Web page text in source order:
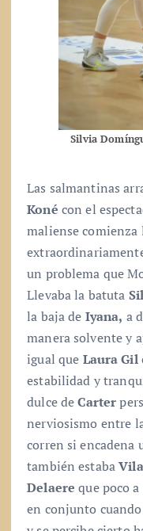
Silvia
Las salmantinas
Koné con el
maliense comienza
un problema que
Llevaba la batuta
la baja de Iyana, a
manera solvente y
igual que Laura Gil
estabilidad y
dulce deCarter
nerviosismo entre
corren si encadena
también estaba
Delaere que poco
en conjunto